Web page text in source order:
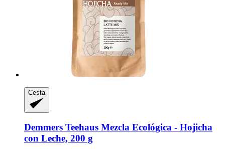
Cesta
Demmers Teehaus Mezcla Ecológica -​ Hojicha
con Leche, 200 g